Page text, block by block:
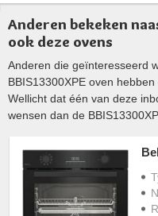
Anderen bekeken
ook deze ovens
Anderen die geïnteresseerd
BBIS13300XPE oven
Wellicht dat één van deze
wensen dan de